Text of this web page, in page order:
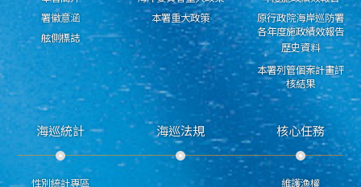
署徽意涵
舷側標誌
本署重大政策
原行政院海岸巡防署
各年度施政績效報告
歷史資料
本署列管個案計畫評
核結果
海巡統計
性別統計專區
海巡法規 核心任務
維護漁權